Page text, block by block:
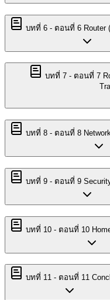
บทที่ 6 - ตอนที่ 6
บทที่ 7 - ตอนที่ 7
บทที่ 8 - ตอนที่ 8
บทที่ 9 - ตอนที่ 9
บทที่ 10 - ตอนที่ 10
บทที่ 11 - ตอนที่ 11